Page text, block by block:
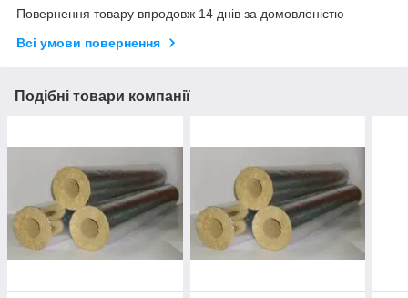
Повернення товару впродовж 14 днів за домовленістю
Всі умови повернення
Подібні товари компанії